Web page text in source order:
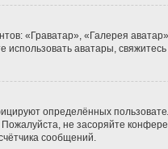
«Граватар», «Галерея
аватары,
определённых
не засоряйте
сообщений.